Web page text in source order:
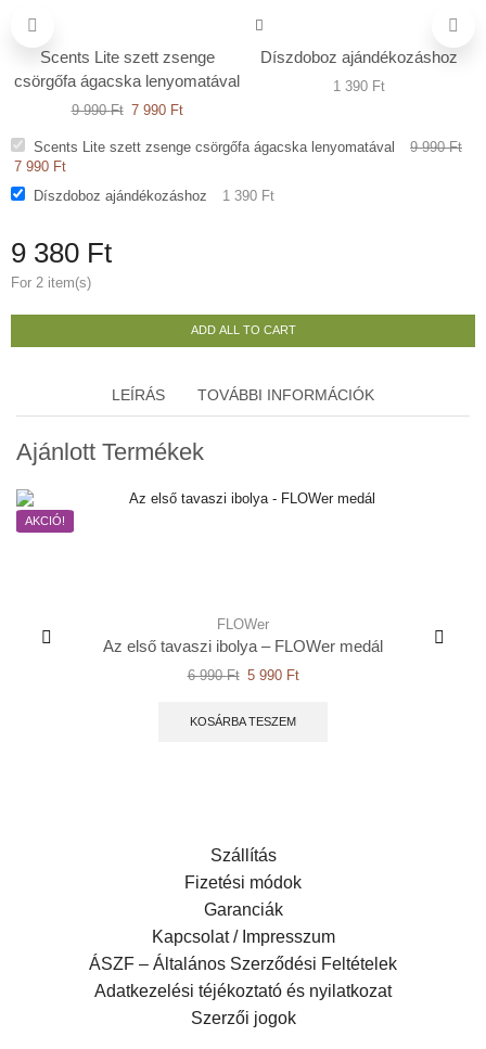
Scents Lite szett zsenge
csörgőfa ágacska lenyomatával
9 990Ft 7 990 Ft
Díszdoboz ajándékozáshoz
1 390 Ft
Scents Lite szett zsenge csörgőfa ágacska lenyomatával 9 990Ft
7 990 Ft
Díszdoboz ajándékozáshoz
1 390 Ft
9 380 Ft
For 2 item(s)
ADD ALL TO CART
LEÍRÁS TOVÁBBI INFORMÁCIÓK
Ajánlott Termékek
AKCIÓ!
FLOWer
Az első tavaszi ibolya – FLOWer medál
6 990Ft 5 990 Ft
KOSÁRBA TESZEM
Szállítás
Fizetési módok
Garanciák
Kapcsolat / Impresszum
ÁSZF – Általános Szerződési Feltételek
Adatkezelési téjékoztató és nyilatkozat
Szerzői jogok